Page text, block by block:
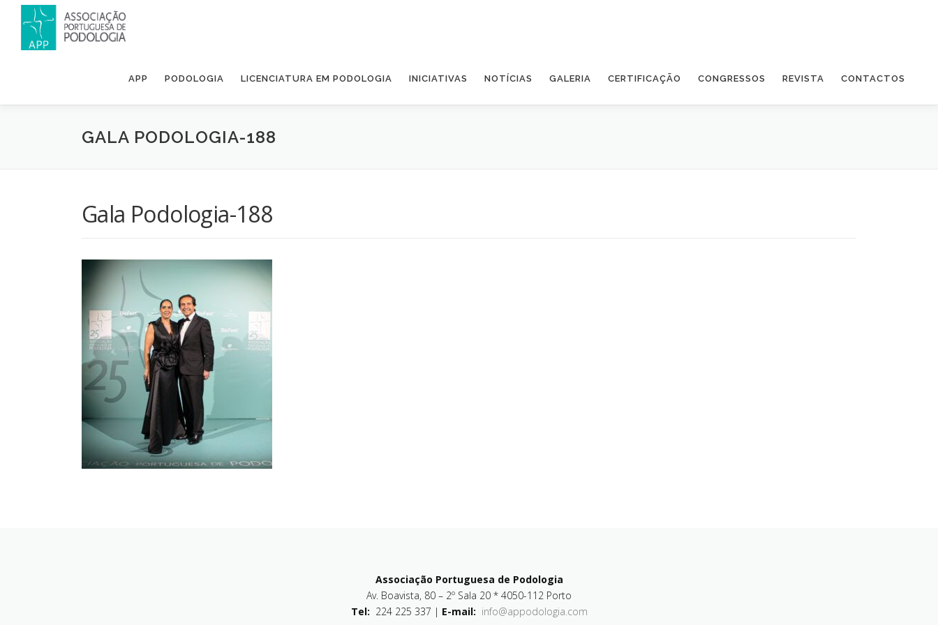
APP PODOLOGIA LICENCIATURA EM PODOLOGIA INICIATIVAS NOTÍCIAS GALERIA CERTIFICAÇÃO CONGRESSOS REVISTA CONTACTOS
GALA PODOLOGIA-188
Gala Podologia-188
Associação Portuguesa de Podologia
Av. Boavista, 80 – 2º Sala 20 * 4050-112 Porto
Tel: 224 225 337 | E-mail: info@appodologia.com